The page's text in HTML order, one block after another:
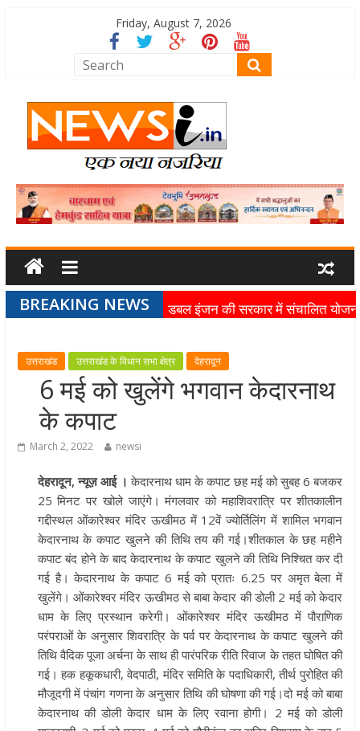
Friday, August 7, 2026
BREAKING NEWS
डबल इंजन की सरकार में संचालित
रहा है: मुख्यमंत्री
मुख्यमंत्री पुष्कर सिंह धामी ने हरकी पैड़ी
लेकर कांवड़ यात्रा मार्ग पर हेलीकॉप्टर से
मंगलवार को आस्था, सेवा और संस्कृति का
अद्भुत संगम देखने को मिला
मुख्यमंत्री ने स्वास्थ्य सेवा शिविर का किया
शुभारंभ, श्रद्धालुओं को अपने हाथों से
भोजन
मुख्यमंत्री पुष्कर सिंह धामी ने
बटालियन गदरपुर का किया भ्रमण,
संवाद कर आपदा प्रबंधन व्यवस्थाओं की
जानकारी
उत्तराखंड उत्तराखंड के विधान सभा क्षेत्र देहरादून
6 मई को खुलेंगे भगवान केदारनाथ
के कपाट
March 2, 2022 newsi
देहरादून, न्यूज़ आई । केदारनाथ धाम के कपाट छह मई को सुबह 6 बजकर
25 मिनट पर खोले जाएंगे। मंगलवार को महाशिवरात्रि पर शीतकालीन
गद्दीस्थल ओंकारेश्वर मंदिर ऊखीमठ में 12वें ज्योर्तिलिंग में शामिल भगवान
केदारनाथ के कपाट खुलने की तिथि तय की गई।शीतकाल के छह महीने
कपाट बंद होने के बाद केदारनाथ के कपाट खुलने की तिथि निश्चित कर दी
गई है। केदारनाथ के कपाट 6 मई को प्रातः 6.25 पर अमृत बेला में
खुलेंगे। ओंकारेश्वर मंदिर ऊखीमठ से बाबा केदार की डोली 2 मई को केदार
धाम के लिए प्रस्थान करेगी। ओंकारेश्वर मंदिर ऊखीमठ में पौराणिक
परंपराओं के अनुसार शिवरात्रि के पर्व पर केदारनाथ के कपाट खुलने की
तिथि वैदिक पूजा अर्चना के साथ ही पारंपरिक रीति रिवाज के तहत घोषित की
गई। हक हकूकधारी, वेदपाठी, मंदिर समिति के पदाधिकारी, तीर्थ पुरोहित की
मौजूदगी में पंचांग गणना के अनुसार तिथि की घोषणा की गई।दो मई को बाबा
केदारनाथ की डोली केदार धाम के लिए रवाना होगी। 2 मई को डोली